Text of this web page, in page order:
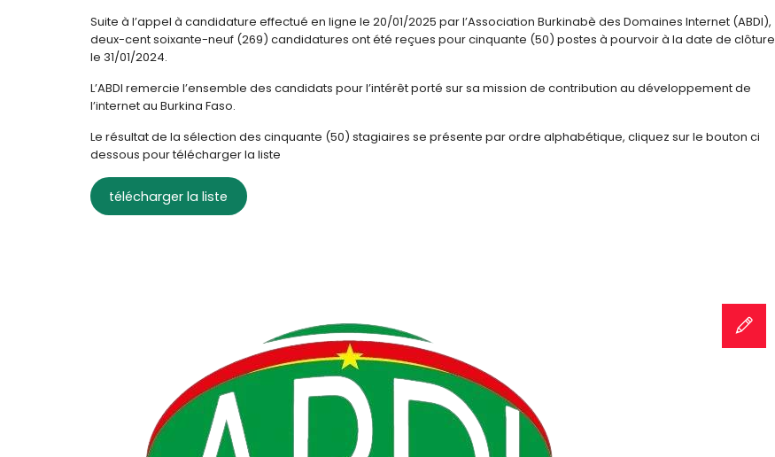
Suite à l’appel à candidature effectué en ligne le 20/01/2025 par l’Association Burkinabè des Domaines Internet (ABDI),
deux-cent soixante-neuf (269) candidatures ont été reçues pour cinquante (50) postes à pourvoir à la date de clôture
le 31/01/2024.
L’ABDI remercie l’ensemble des candidats pour l’intérêt porté sur sa mission de contribution au développement de
l’internet au Burkina Faso.
Le résultat de la sélection des cinquante (50) stagiaires se présente par ordre alphabétique, cliquez sur le bouton ci
dessous pour télécharger la liste
télécharger la liste